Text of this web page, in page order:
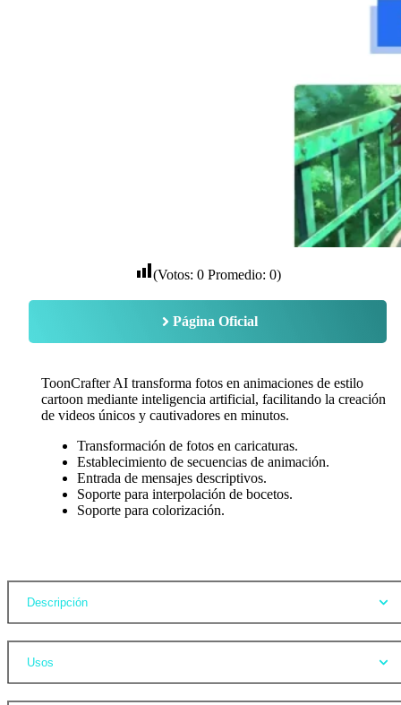
(Votos: 0Promedio: 0)
Página Oficial
ToonCrafter AI transforma fotos en animaciones de estilo
cartoon mediante inteligencia artificial, facilitando la creación
de videos únicos y cautivadores en minutos.
Transformación de fotos en caricaturas.
Establecimiento de secuencias de animación.
Entrada de mensajes descriptivos.
Soporte para interpolación de bocetos.
Soporte para colorización.
Descripción
Usos